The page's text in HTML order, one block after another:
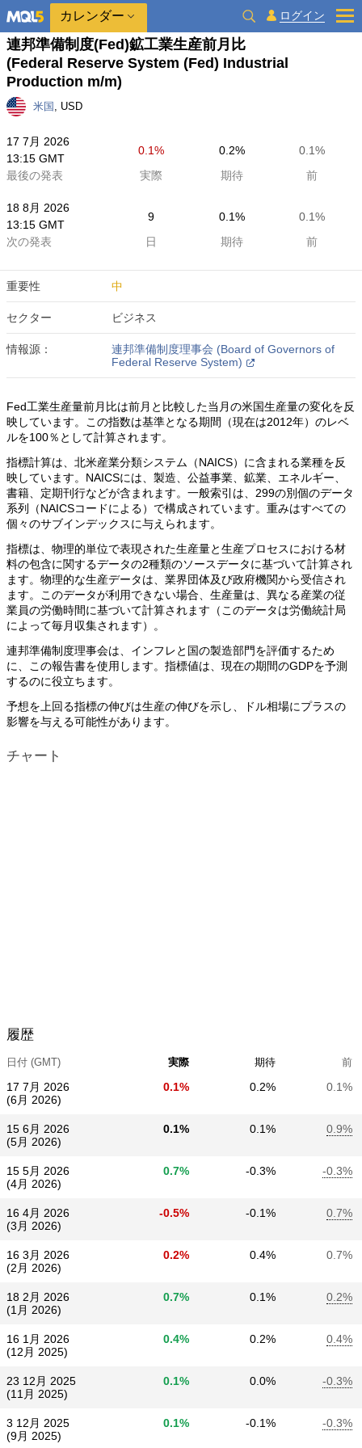
カレンダー ログイン
連邦準備制度(Fed)鉱工業生産前月比
(Federal Reserve System (Fed) Industrial
Production m/m)
米国 , USD
17 7月 2026
13:15 GMT
0.1% 0.2%
0.1%
最後の発表
実際 期待 前
18 8月 2026
13:15 GMT
9 0.1%
0.1%
次の発表
日 期待 前
重要性 中
セクター ビジネス
情報源：
連邦準備制度理事会 (Board of Governors of
Federal Reserve System)
Fed工業生産量前月比は前月と比較した当月の米国生産量の変化を反
映しています。この指数は基準となる期間（現在は2012年）のレベ
ルを100％として計算されます。
指標計算は、北米産業分類システム（NAICS）に含まれる業種を反
映しています。NAICSには、製造、公益事業、鉱業、エネルギー、
書籍、定期刊行などが含まれます。一般索引は、299の別個のデータ
系列（NAICSコードによる）で構成されています。重みはすべての
個々のサブインデックスに与えられます。
指標は、物理的単位で表現された生産量と生産プロセスにおける材
料の包含に関するデータの2種類のソースデータに基づいて計算され
ます。物理的な生産データは、業界団体及び政府機関から受信され
ます。このデータが利用できない場合、生産量は、異なる産業の従
業員の労働時間に基づいて計算されます（このデータは労働統計局
によって毎月収集されます）。
連邦準備制度理事会は、インフレと国の製造部門を評価するため
に、この報告書を使用します。指標値は、現在の期間のGDPを予測
するのに役立ちます。
予想を上回る指標の伸びは生産の伸びを示し、ドル相場にプラスの
影響を与える可能性があります。
チャート
履歴
日付 (GMT) 実際 期待 前
17 7月 2026
(6月 2026)
0.1% 0.2% 0.1%
15 6月 2026
(5月 2026)
0.1% 0.1% 0.9%
15 5月 2026
(4月 2026)
0.7% -0.3% -0.3%
16 4月 2026
(3月 2026)
-0.5% -0.1% 0.7%
16 3月 2026
(2月 2026)
0.2% 0.4% 0.7%
18 2月 2026
(1月 2026)
0.7% 0.1% 0.2%
16 1月 2026
(12月 2025)
0.4% 0.2% 0.4%
23 12月 2025
(11月 2025)
0.1% 0.0% -0.3%
3 12月 2025
(9月 2025)
0.1% -0.1% -0.3%